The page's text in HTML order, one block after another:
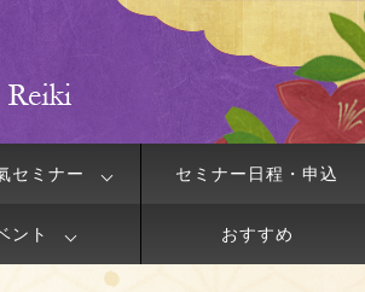
セミナー セミナー日程・申込
ント おすすめ